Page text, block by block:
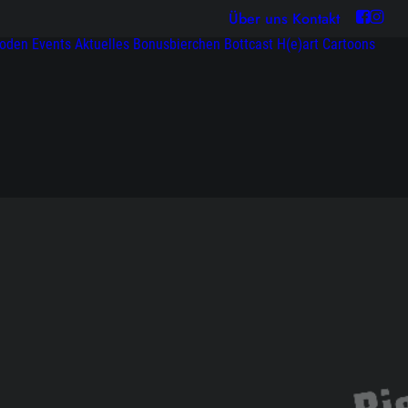
Über uns Kontakt
Events Aktuelles Bonusbierchen Bottcast H(e)art Cartoons